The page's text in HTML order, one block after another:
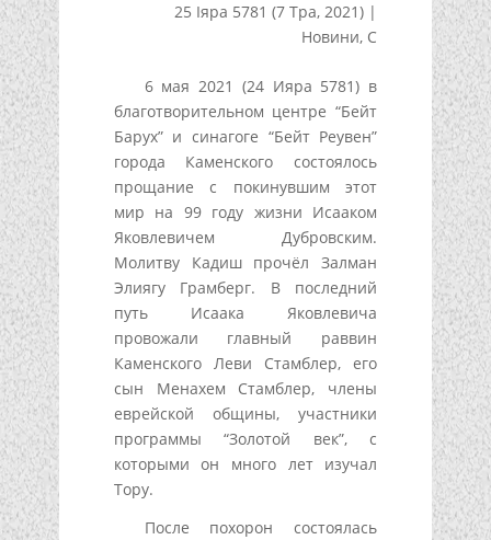
25 Іяра 5781 (7 Тра, 2021) |
Новини, С
6 мая 2021 (24 Ияра 5781) в
благотворительном центре “Бейт
Барух” и синагоге “Бейт Реувен”
города Каменского состоялось
прощание с покинувшим этот
мир на 99 году жизни Исааком
Яковлевичем Дубровским.
Молитву Кадиш прочёл Залман
Элиягу Грамберг. В последний
путь Исаака Яковлевича
провожали главный раввин
Каменского Леви Стамблер, его
сын Менахем Стамблер, члены
еврейской общины, участники
программы “Золотой век”, с
которыми он много лет изучал
Тору.
После похорон состоялась